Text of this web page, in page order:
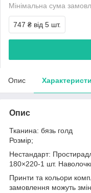
Мінімальна сума
747 ₴ від 5 шт.
Опис
Опис
Тканина: бязь голд
Розмір;
Нестандарт:
180×220-1 шт.
Принти та кольори
замовлення можуть